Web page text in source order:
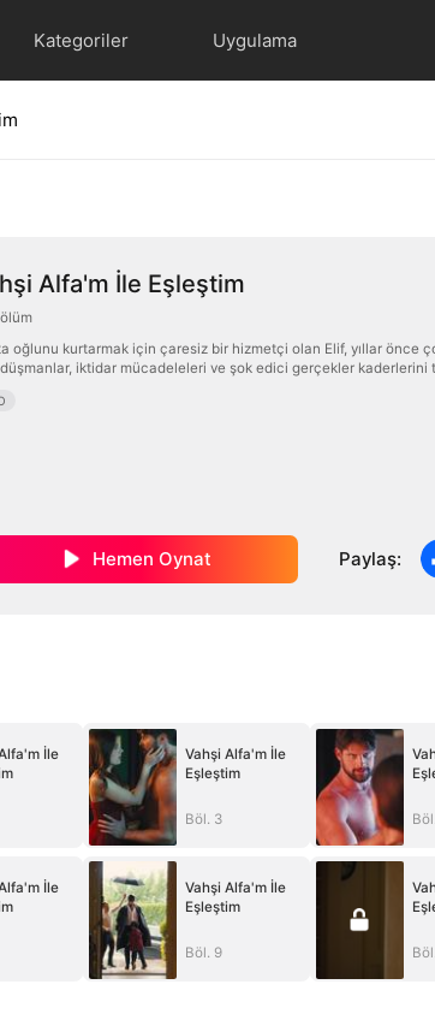
Kategoriler Uygulama
Alfa'm İle Eşleştim
oğlunu kurtarmak için çaresiz bir hizmetçi olan Elif, yıllar önce
iktidar mücadeleleri ve şok edici gerçekler kaderlerini
Hemen Oynat Paylaş:
İle
Vahşi Alfa'm İle
Eşleştim
Böl. 3
İle
Vahşi Alfa'm İle
Eşleştim
Böl. 9